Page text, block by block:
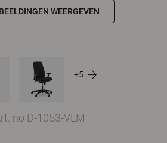
WEERGEVEN
+5
no D-1053-VLM